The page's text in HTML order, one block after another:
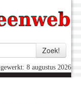
8 augustus 2026